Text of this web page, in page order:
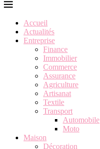
Accueil
Actualités
Entreprise
Finance
Immobilier
Commerce
Assurance
Agriculture
Artisanat
Textile
Transport
Automobile
Moto
Maison
Décoration